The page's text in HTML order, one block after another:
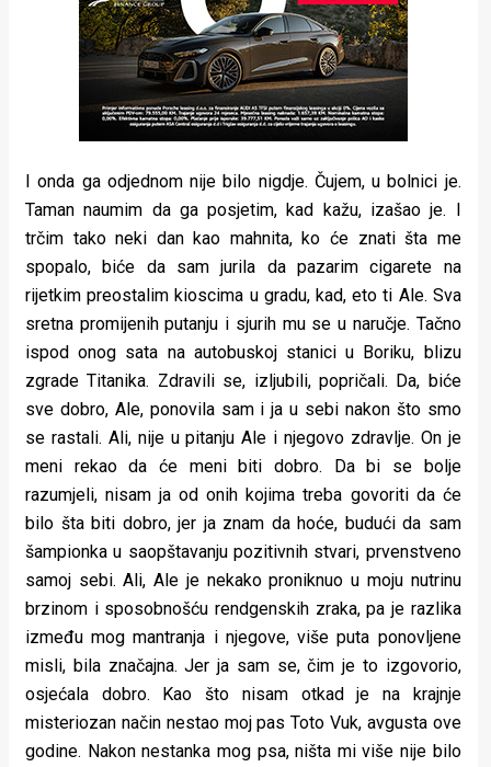
I onda ga odjednom nije bilo nigdje. Čujem, u bolnici je.
Taman naumim da ga posjetim, kad kažu, izašao je. I
trčim tako neki dan kao mahnita, ko će znati šta me
spopalo, biće da sam jurila da pazarim cigarete na
rijetkim preostalim kioscima u gradu, kad, eto ti Ale. Sva
sretna promijenih putanju i sjurih mu se u naručje. Tačno
ispod onog sata na autobuskoj stanici u Boriku, blizu
zgrade Titanika. Zdravili se, izljubili, popričali. Da, biće
sve dobro, Ale, ponovila sam i ja u sebi nakon što smo
se rastali. Ali, nije u pitanju Ale i njegovo zdravlje. On je
meni rekao da će meni biti dobro. Da bi se bolje
razumjeli, nisam ja od onih kojima treba govoriti da će
bilo šta biti dobro, jer ja znam da hoće, budući da sam
šampionka u saopštavanju pozitivnih stvari, prvenstveno
samoj sebi. Ali, Ale je nekako proniknuo u moju nutrinu
brzinom i sposobnošću rendgenskih zraka, pa je razlika
između mog mantranja i njegove, više puta ponovljene
misli, bila značajna. Jer ja sam se, čim je to izgovorio,
osjećala dobro. Kao što nisam otkad je na krajnje
misteriozan način nestao moj pas Toto Vuk, avgusta ove
godine. Nakon nestanka mog psa, ništa mi više nije bilo